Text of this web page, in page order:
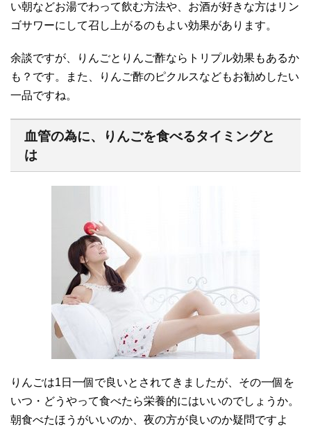
い朝などお湯でわって飲む方法や、お酒が好きな方はリン
ゴサワーにして召し上がるのもよい効果があります。
余談ですが、りんごとりんご酢ならトリプル効果もあるか
も？です。また、りんご酢のピクルスなどもお勧めしたい
一品ですね。
血管の為に、りんごを食べるタイミングと
は
りんごは1日一個で良いとされてきましたが、その一個を
いつ・どうやって食べたら栄養的にはいいのでしょうか。
朝食べたほうがいいのか、夜の方が良いのか疑問ですよ